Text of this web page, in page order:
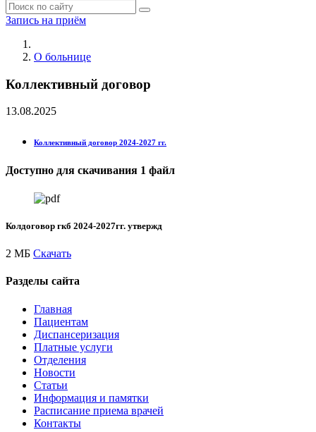
Запись на приём
О больнице
Коллективный договор
13.08.2025
Коллективный договор 2024-2027 гг.
Доступно для скачивания 1 файл
Колдоговор гкб 2024-2027гг. утвержд
2 МБ Скачать
Разделы сайта
Главная
Пациентам
Диспансеризация
Платные услуги
Отделения
Новости
Статьи
Информация и памятки
Расписание приема врачей
Контакты